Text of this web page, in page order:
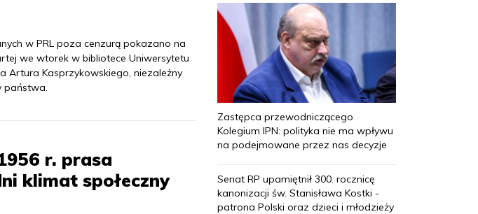
w PRL poza cenzurą pokazano na
we wtorek w bibliotece Uniwersytetu
Artura Kasprzykowskiego, niezależny
państwa.
r. prasa
klimat społeczny
Zastępca przewodniczącego
Kolegium IPN: polityka nie ma wpływu
na podejmowane przez nas decyzje
Senat RP upamiętnił 300. rocznicę
kanonizacji św. Stanisława Kostki -
patrona Polski oraz dzieci i młodzieży